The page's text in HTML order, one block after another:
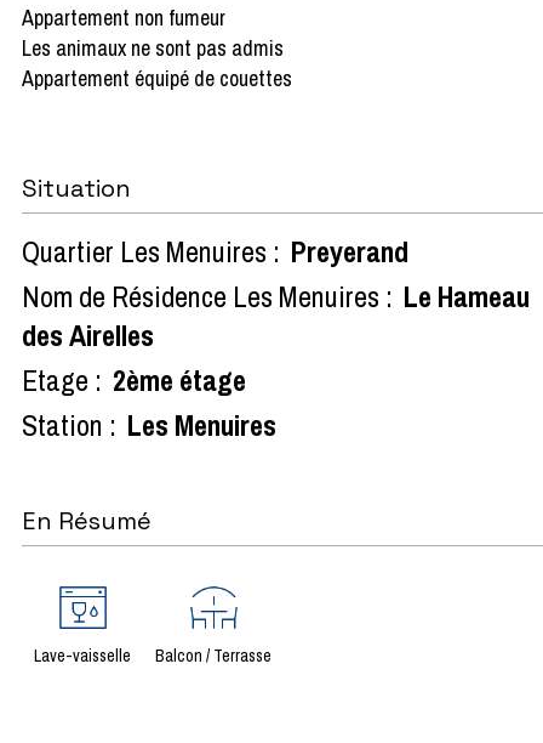
Appartement non fumeur
Les animaux ne sont pas admis
Appartement équipé de couettes
Situation
Quartier Les Menuires : Preyerand
Nom de Résidence Les Menuires : Le Hameau
des Airelles
Etage : 2ème étage
Station : Les Menuires
En Résumé
Lave-vaisselle Balcon / Terrasse